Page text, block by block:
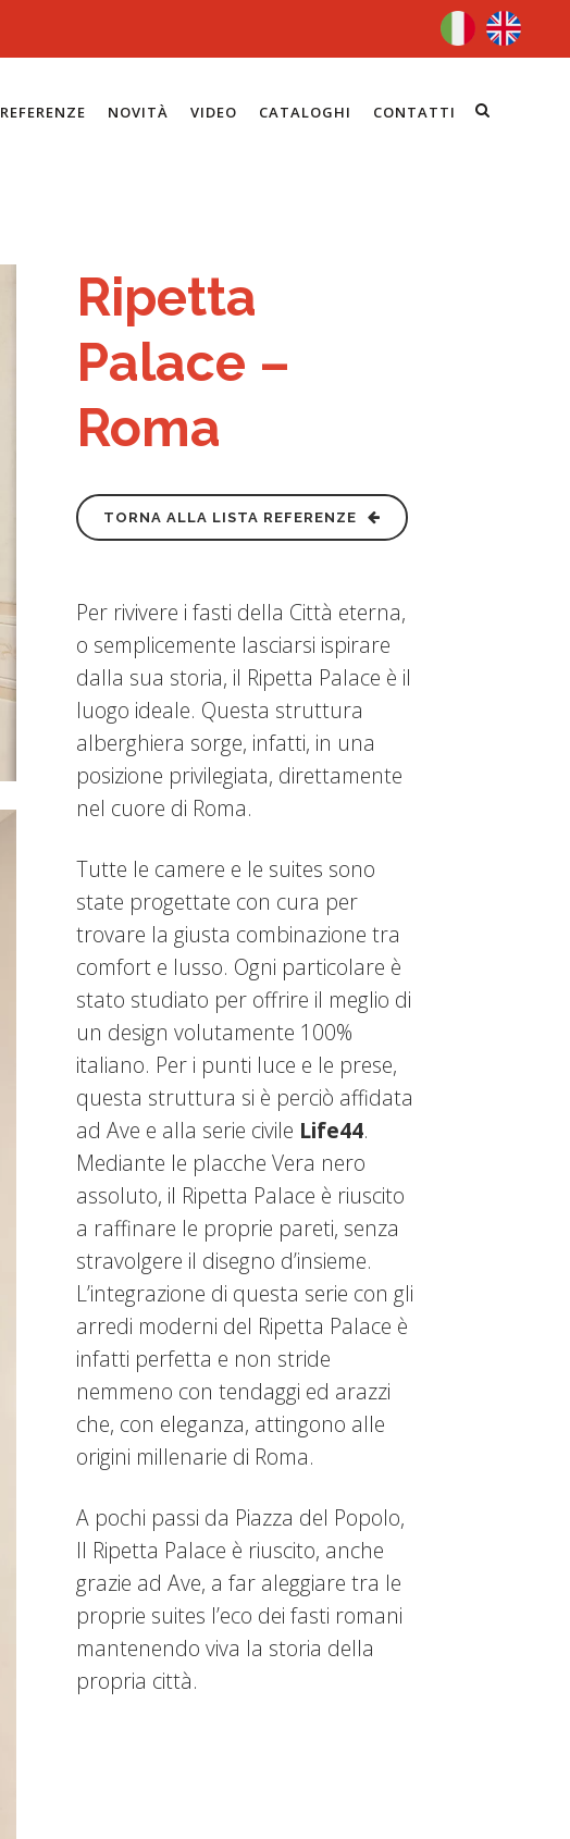
REFERENZE NOVITÀ VIDEO CATALOGHI CONTATTI
Ripetta
Palace –
Roma
TORNA ALLA LISTA REFERENZE
Per rivivere i fasti della Città eterna,
o semplicemente lasciarsi ispirare
dalla sua storia, il Ripetta Palace è il
luogo ideale. Questa struttura
alberghiera sorge, infatti, in una
posizione privilegiata, direttamente
nel cuore di Roma.
Tutte le camere e le suites sono
state progettate con cura per
trovare la giusta combinazione tra
comfort e lusso. Ogni particolare è
stato studiato per offrire il meglio di
un design volutamente 100%
italiano. Per i punti luce e le prese,
questa struttura si è perciò affidata
ad Ave e alla serie civile Life44.
Mediante le placche Vera nero
assoluto, il Ripetta Palace è riuscito
a raffinare le proprie pareti, senza
stravolgere il disegno d’insieme.
L’integrazione di questa serie con gli
arredi moderni del Ripetta Palace è
infatti perfetta e non stride
nemmeno con tendaggi ed arazzi
che, con eleganza, attingono alle
origini millenarie di Roma.
A pochi passi da Piazza del Popolo,
Il Ripetta Palace è riuscito, anche
grazie ad Ave, a far aleggiare tra le
proprie suites l’eco dei fasti romani
mantenendo viva la storia della
propria città.